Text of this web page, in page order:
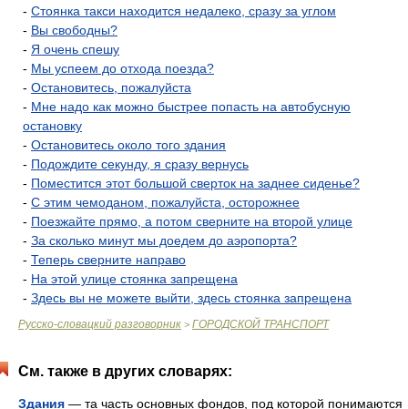
- Стоянка такси находится недалеко, сразу за углом
- Вы свободны?
- Я очень спешу
- Мы успеем до отхода поезда?
- Остановитесь, пожалуйста
- Мне надо как можно быстрее попасть на автобусную
остановку
- Остановитесь около того здания
- Подождите секунду, я сразу вернусь
- Поместится этот большой сверток на заднее сиденье?
- С этим чемоданом, пожалуйста, осторожнее
- Поезжайте прямо, а потом сверните на второй улице
- За сколько минут мы доедем до аэропорта?
- Теперь сверните направо
- На этой улице стоянка запрещена
- Здесь вы не можете выйти, здесь стоянка запрещена
Русско-словацкий разговорник > ГОРОДСКОЙ ТРАНСПОРТ
См. также в других словарях:
Здания — та часть основных фондов, под которой понимаются